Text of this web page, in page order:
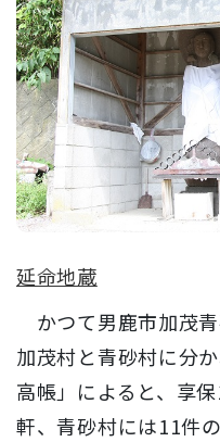
延命地蔵
かつて男鹿市加茂青
加茂村と青砂村に分
高帳」によると、享
軒、青砂村には11件